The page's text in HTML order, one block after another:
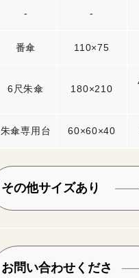
- -
番傘 110×75
6尺朱傘 180×210
朱傘専用台 60×60×40
その他サイズあり
お問い合わせくださ